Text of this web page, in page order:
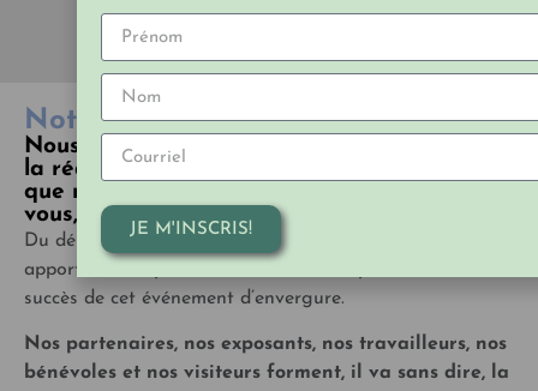
Notre équipe
Nous vous présentons l’équipe au cœur de
la réalisation de l’Expo, ce bel événement
que nous créons festif et inspirant, pour
vous, année après année!
Du début à la fin, plusieurs autres personnes nous
apportent leur précieuse collaboration pour assurer le
succès de cet événement d’envergure.
Nos partenaires, nos exposants, nos travailleurs, nos
bénévoles et nos visiteurs forment, il va sans dire, la
JE M'INSCRIS!